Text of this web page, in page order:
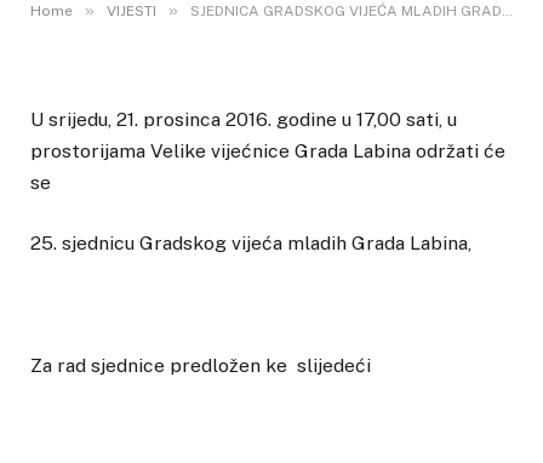
Home » VIJESTI » SJEDNICA GRADSKOG VIJEĆA MLADIH GRADA LABINA
20. PROSINCA 2016. 0VIEWS
U srijedu, 21. prosinca 2016. godine u 17,00 sati, u
prostorijama Velike vijećnice Grada Labina održati će
se
25. sjednicu Gradskog vijeća mladih Grada Labina,
Za rad sjednice predložen ke slijedeći